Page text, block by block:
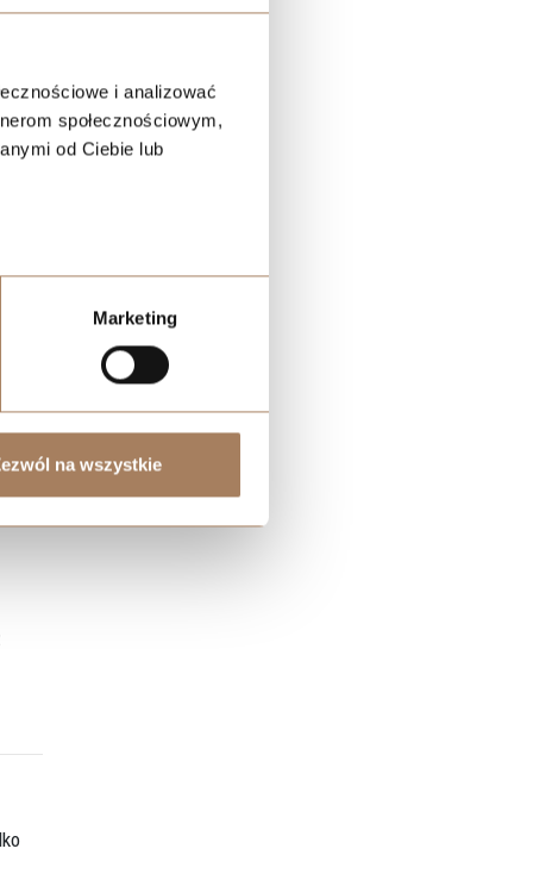
i analizować
społecznościowym,
od Ciebie lub
Marketing
na wszystkie